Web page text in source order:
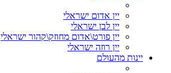
יין אדום ישראלי
יין לבן ישראלי
יין פורט\אדום מחוזק\קהור ישראלי
יין רוזה ישראלי
יינות מהעולם